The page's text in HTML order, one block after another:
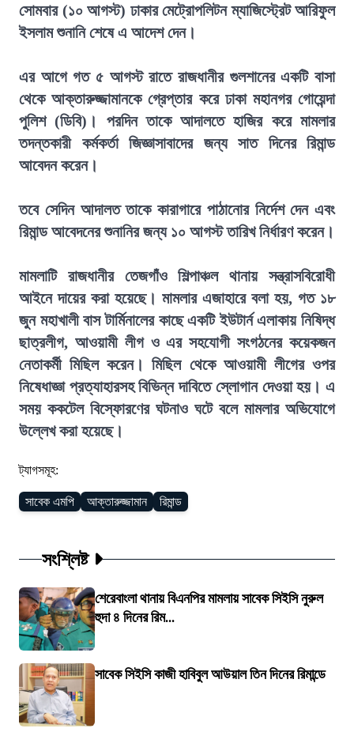
সোমবার (১০ আগস্ট) ঢাকার মেট্রোপলিটন ম্যাজিস্ট্রেট আরিফুল
ইসলাম শুনানি শেষে এ আদেশ দেন।
এর আগে গত ৫ আগস্ট রাতে রাজধানীর গুলশানের একটি বাসা
থেকে আক্তারুজ্জামানকে গ্রেপ্তার করে ঢাকা মহানগর গোয়েন্দা
পুলিশ (ডিবি)। পরদিন তাকে আদালতে হাজির করে মামলার
তদন্তকারী কর্মকর্তা জিজ্ঞাসাবাদের জন্য সাত দিনের রিমান্ড
আবেদন করেন।
তবে সেদিন আদালত তাকে কারাগারে পাঠানোর নির্দেশ দেন এবং
রিমান্ড আবেদনের শুনানির জন্য ১০ আগস্ট তারিখ নির্ধারণ করেন।
মামলাটি রাজধানীর তেজগাঁও শিল্পাঞ্চল থানায় সন্ত্রাসবিরোধী
আইনে দায়ের করা হয়েছে। মামলার এজাহারে বলা হয়, গত ১৮
জুন মহাখালী বাস টার্মিনালের কাছে একটি ইউটার্ন এলাকায় নিষিদ্ধ
ছাত্রলীগ, আওয়ামী লীগ ও এর সহযোগী সংগঠনের কয়েকজন
নেতাকর্মী মিছিল করেন। মিছিল থেকে আওয়ামী লীগের ওপর
নিষেধাজ্ঞা প্রত্যাহারসহ বিভিন্ন দাবিতে স্লোগান দেওয়া হয়। এ
সময় ককটেল বিস্ফোরণের ঘটনাও ঘটে বলে মামলার অভিযোগে
উল্লেখ করা হয়েছে।
ট্যাগসমূহ:
সাবেক এমপি আক্তারুজ্জামান রিমান্ড
সংশ্লিষ্ট
শেরেবাংলা থানায় বিএনপির মামলায় সাবেক সিইসি নুরুল
হুদা ৪ দিনের রিম...
সাবেক সিইসি কাজী হাবিবুল আউয়াল তিন দিনের রিমান্ডে